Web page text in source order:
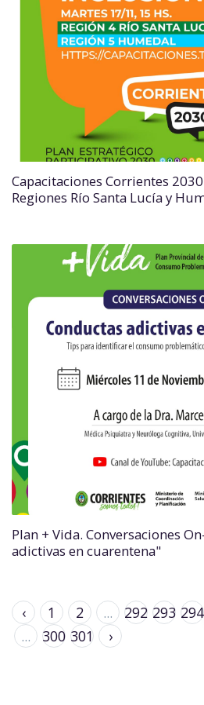
Capacitaciones Corrientes
Regiones Río Santa Lucía y
Plan + Vida. Conversaciones
adictivas en cuarentena"
‹ 1 2 ... 292 293 294
...
300 301 ›